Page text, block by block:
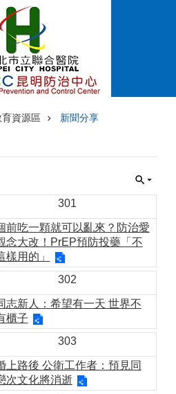
資源區 新聞分享
301
前吃一顆就可以亂來？防治愛
念大改！PrEP預防投藥「不
樣用的」
302
志新人：希望有一天 世界不
櫃子
303
上路後 公衛工作者：預見同
次文化將消逝